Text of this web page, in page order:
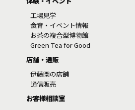
工場見学
食育・イベント情報
お茶の複合型博物館
Green Tea for Good
店舗・通販
伊藤園の店舗
通信販売
お客様相談室